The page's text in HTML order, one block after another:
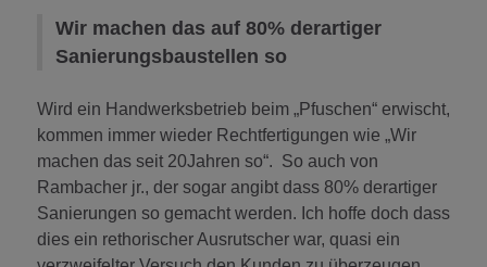
Wir machen das auf 80% derartiger
Sanierungsbaustellen so
Wird ein Handwerksbetrieb beim „Pfuschen“ erwischt,
kommen immer wieder Rechtfertigungen wie „Wir
machen das seit 20Jahren so“. So auch von
Rambacher jr., der sogar angibt dass 80% derartiger
Sanierungen so gemacht werden. Ich hoffe doch dass
dies ein rethorischer Ausrutscher war, quasi ein